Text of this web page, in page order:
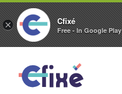
× Cfixé
Free - In Google Play